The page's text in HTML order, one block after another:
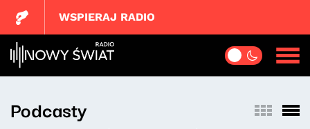
WSPIERAJ RADIO
Podcasty